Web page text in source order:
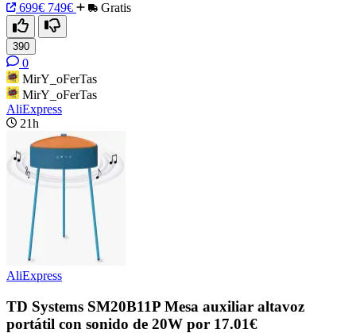
699€ 749€ Gratis
390
0
MirY_oFerTas
MirY_oFerTas
AliExpress
21h
AliExpress
TD Systems SM20B11P Mesa auxiliar altavoz
portátil con sonido de 20W por 17.01€